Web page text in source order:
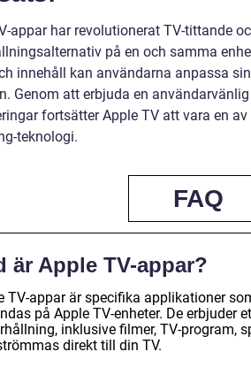
appar har revolutionerat TV-tittande
på en och samma
innehåll kan användarna anpassa
Genom att erbjuda en
fortsätter Apple TV att vara en
teknologi.
FAQ
är Apple TV-appar?
TV-appar är specifika applikationer
på Apple TV-enheter. De erbjuder
inklusive filmer, TV-program,
direkt till din TV.